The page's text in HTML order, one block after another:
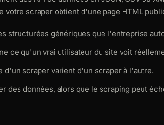
votre scraper obtient d'une page HTML
structurées génériques que l'entreprise
ce qu'un vrai utilisateur du site voit
d'un scraper varient d'un scraper à l'autre.
des données, alors que le scraping peut